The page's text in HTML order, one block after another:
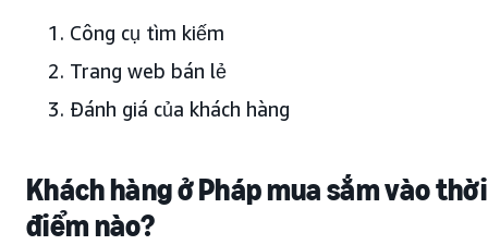
Công cụ tìm kiếm
Trang web bán lẻ
Đánh giá của khách hàng
Khách hàng ở Pháp mua sắm vào thời
điểm nào?